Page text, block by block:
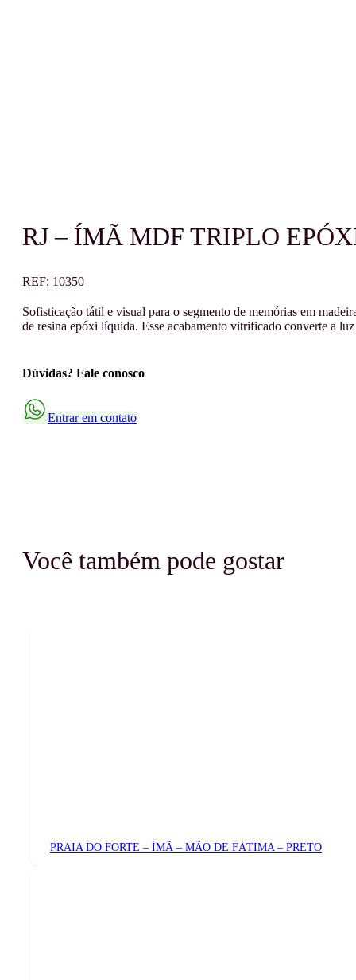
RJ – ÍMÃ MDF TRIPLO
REF: 10350
Sofisticação tátil e visual para o segmento de memórias em
de resina epóxi líquida. Esse acabamento vitrificado converte a
Dúvidas? Fale conosco
Entrar em contato
Você também pode gostar
PRAIA DO FORTE – ÍMÃ – MÃO DE FÁTIMA – PRETO